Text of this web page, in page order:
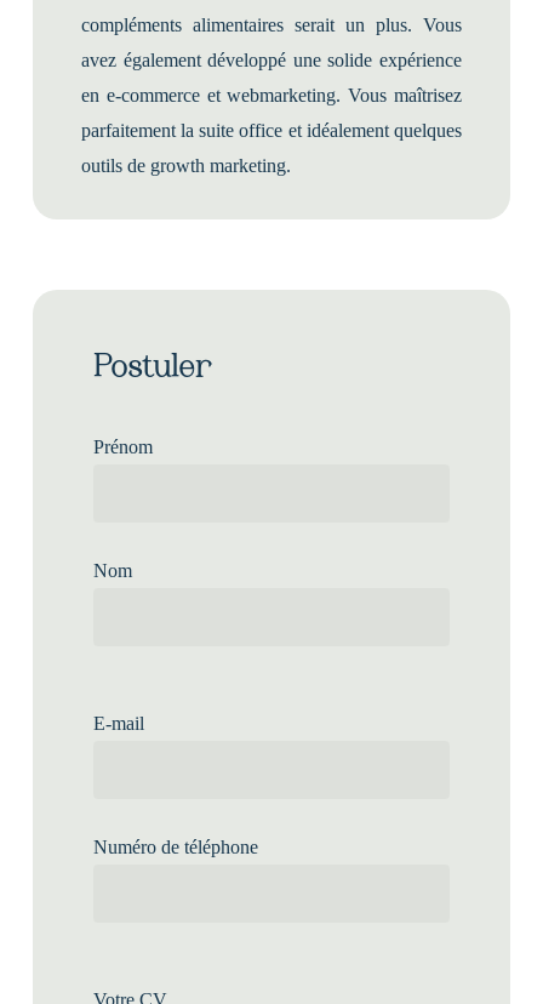
compléments alimentaires serait un plus. Vous
avez également développé une solide expérience
en e-commerce et webmarketing. Vous maîtrisez
parfaitement la suite office et idéalement quelques
outils de growth marketing.
Postuler
Prénom
Nom
E-mail
Numéro de téléphone
Votre CV